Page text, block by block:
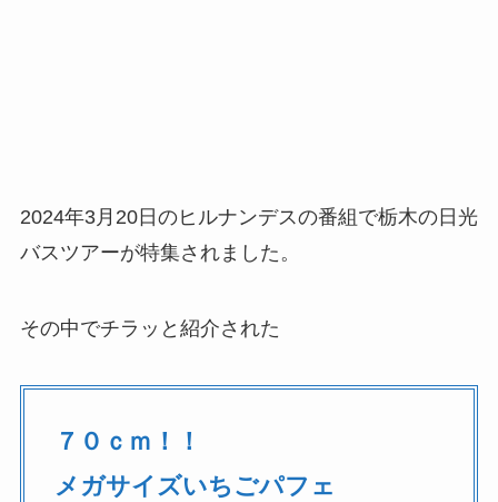
2024年3月20日のヒルナンデスの番組で栃木の日光
バスツアーが特集されました。
その中でチラッと紹介された
７０ｃｍ！！
メガサイズいちごパフェ